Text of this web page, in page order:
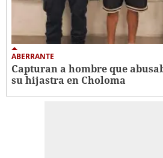
ABERRANTE
Capturan a hombre que
su hijastra en Choloma